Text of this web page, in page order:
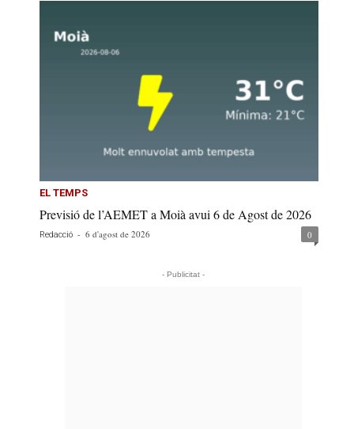
EL TEMPS
Previsió de l’AEMET a Moià avui 6 de Agost de 2026
Redacció - 6 d'agost de 2026 0
- Publicitat -